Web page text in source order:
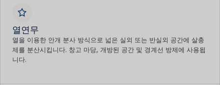
열연무
열을 이용한 안개 분사 방식으로 넓은 실외 또는 반실외 공간에 살충
제를 분산시킵니다. 창고 마당, 개방된 공간 및 경계선 방제에 사용됩
니다.